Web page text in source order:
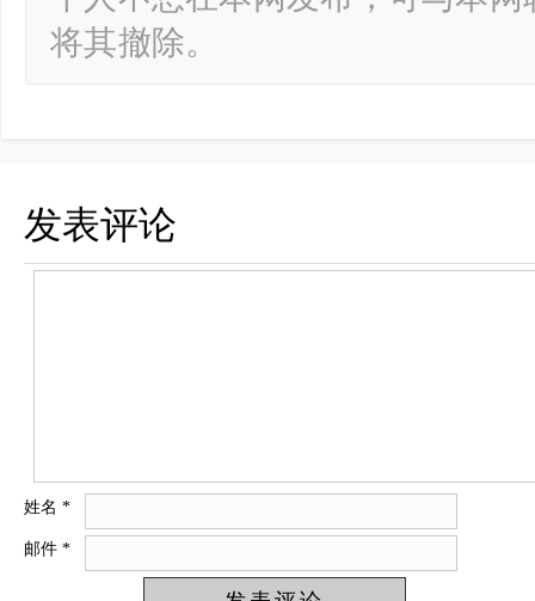
将其撤除。
发表评论
姓名 *
邮件 *